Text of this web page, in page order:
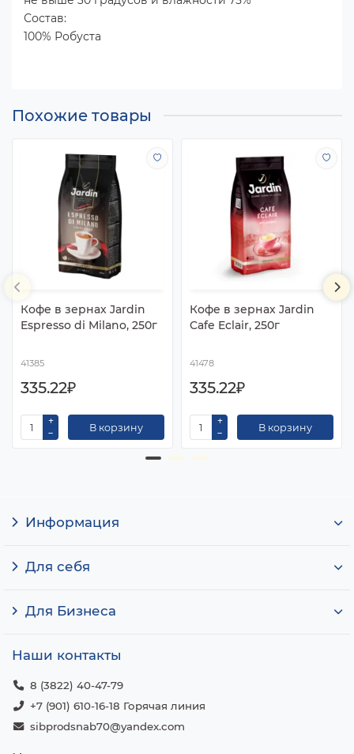
Состав:
100% Робуста
Похожие товары
Кофе в зернах Jardin
Espresso di Milano, 250г
41385
335.22₽
В корзину
Кофе в зернах Jardin
Cafe Eclair, 250г
41478
335.22₽
В корзину
Информация
Для себя
Для Бизнеса
Наши контакты
8 (3822) 40-47-79
+7 (901) 610-16-18 Горячая линия
sibprodsnab70@yandex.com